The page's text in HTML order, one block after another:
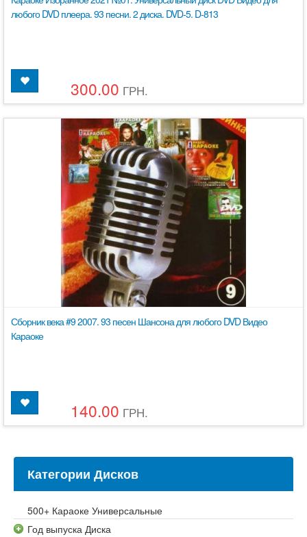
любого DVD плеера. 93 песни. 2 диска. DVD-5. D-813
300.00 ГРН.
Сборник века #9 2007. 93 песен Шансона для любого DVD Видео
Караоке
140.00 ГРН.
Категории Дисков
500+ Караоке Универсальные
Год выпуска Диска